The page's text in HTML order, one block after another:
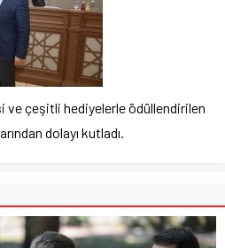
ve çeşitli hediyelerle ödüllendirilen
dolayı kutladı.